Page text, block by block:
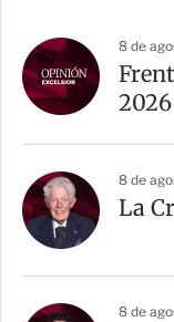
8 de
2026
8 de
La
8 de